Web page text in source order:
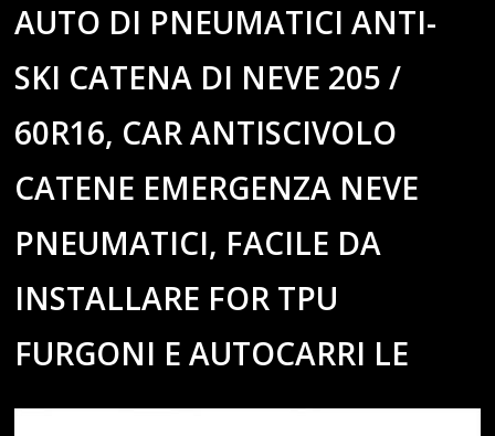
AUTO DI PNEUMATICI ANTI-
SKI CATENA DI NEVE 205 /
60R16, CAR ANTISCIVOLO
CATENE EMERGENZA NEVE
PNEUMATICI, FACILE DA
INSTALLARE FOR TPU
FURGONI E AUTOCARRI LE